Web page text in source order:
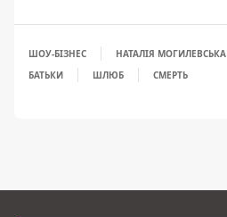
ШОУ-БІЗНЕС НАТАЛІЯ МОГИЛЕВСЬКА
БАТЬКИ
ШЛЮБ СМЕРТЬ